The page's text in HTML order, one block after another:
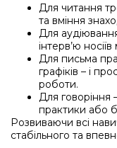
Для читання
та вміння
Для
інтерв’ю
Для письма
графіків – і
роботи.
Для говоріння
практики або
Розвиваючи всі
стабільного та